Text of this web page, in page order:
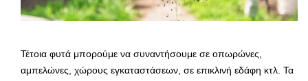
Τέτοια φυτά μπορούμε να συναντήσουμε σε οπωρώνες,
αμπελώνες, χώρους εγκαταστάσεων, σε επικλινή εδάφη κτλ. Τα